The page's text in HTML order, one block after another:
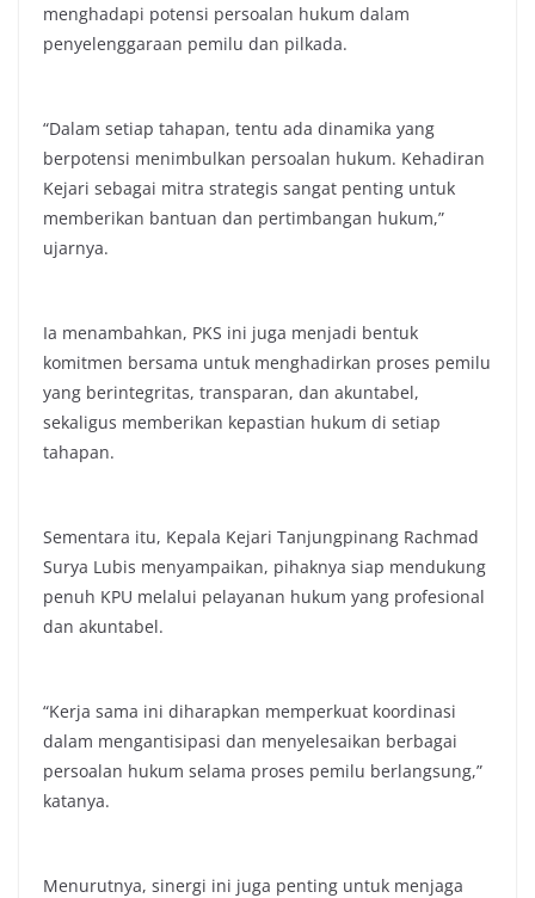
menghadapi potensi persoalan hukum dalam
penyelenggaraan pemilu dan pilkada.
“Dalam setiap tahapan, tentu ada dinamika yang
berpotensi menimbulkan persoalan hukum. Kehadiran
Kejari sebagai mitra strategis sangat penting untuk
memberikan bantuan dan pertimbangan hukum,”
ujarnya.
Ia menambahkan, PKS ini juga menjadi bentuk
komitmen bersama untuk menghadirkan proses pemilu
yang berintegritas, transparan, dan akuntabel,
sekaligus memberikan kepastian hukum di setiap
tahapan.
Sementara itu, Kepala Kejari Tanjungpinang Rachmad
Surya Lubis menyampaikan, pihaknya siap mendukung
penuh KPU melalui pelayanan hukum yang profesional
dan akuntabel.
“Kerja sama ini diharapkan memperkuat koordinasi
dalam mengantisipasi dan menyelesaikan berbagai
persoalan hukum selama proses pemilu berlangsung,”
katanya.
Menurutnya, sinergi ini juga penting untuk menjaga